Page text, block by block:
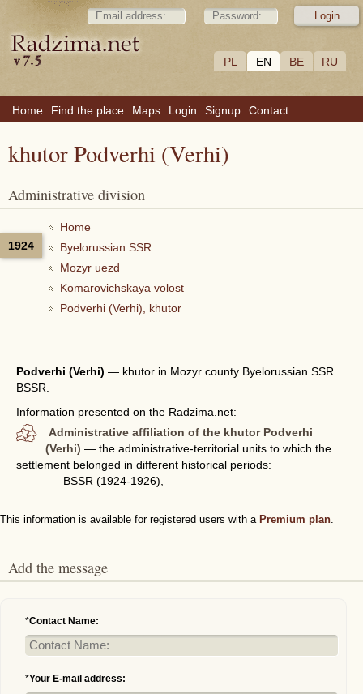
PL EN BE RU
Home Find the place Maps Login Signup Contact
khutor Podverhi (Verhi)
Administrative division
1924
Home
Byelorussian SSR
Mozyr uezd
Komarovichskaya volost
Podverhi (Verhi), khutor
Podverhi (Verhi) — khutor in Mozyr county Byelorussian SSR
BSSR.
Information presented on the Radzima.net:
Administrative affiliation of the khutor Podverhi
(Verhi) — the administrative-territorial units to which the
settlement belonged in different historical periods:
— BSSR (1924-1926),
This information is available for registered users with a Premium plan.
Add the message
*Contact Name:
*Your E-mail address: